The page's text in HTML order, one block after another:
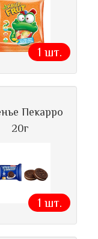
1 шт.
Пекарро
20г
1 шт.